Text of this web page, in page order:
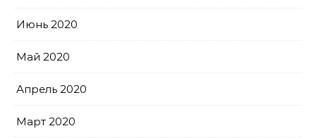
Июнь 2020
Май 2020
Апрель 2020
Март 2020